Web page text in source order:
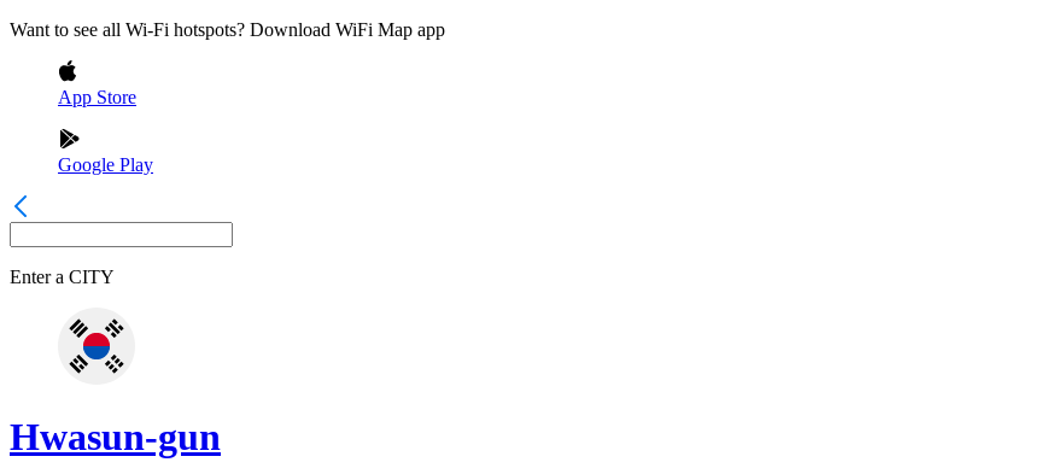
Want to see all Wi-Fi hotspots? Download WiFi Map app
App Store
Google Play
Enter a CITY
Hwasun-gun